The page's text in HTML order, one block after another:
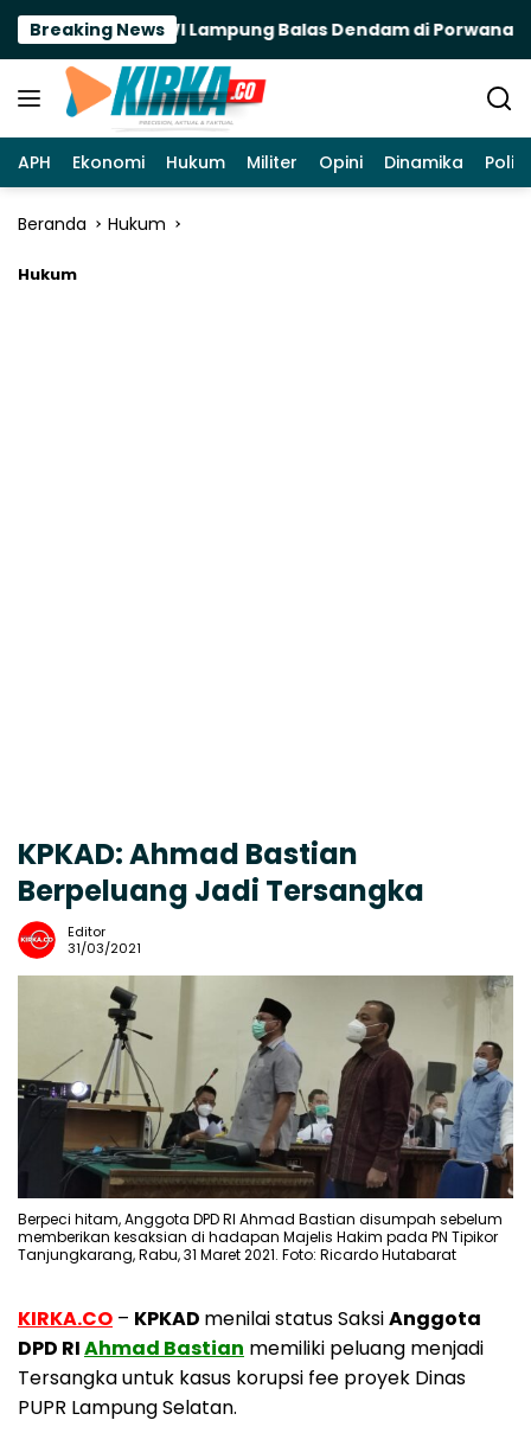
Langsung
konten
Breaking News
Futsal PWI Lampung Balas Dendam di Porwanas
APH Ekonomi Hukum Militer Opini Dinamika
Beranda Hukum
Hukum
KPKAD: Ahmad Bastian
Berpeluang Jadi Tersangka
Editor
31/03/2021
Berpeci hitam, Anggota DPD RI Ahmad Bastian disumpah sebelum
memberikan kesaksian di hadapan Majelis Hakim pada PN Tipikor
Tanjungkarang, Rabu, 31 Maret 2021. Foto: Ricardo Hutabarat
KIRKA.CO – KPKAD menilai status SaksiAnggota
DPD RIAhmad Bastian memiliki peluang menjadi
Tersangka untuk kasus korupsi fee proyek Dinas
PUPR Lampung Selatan.